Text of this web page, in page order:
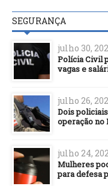
SEGURANÇA
julho 30,
Polícia Civil
vagas e
julho 26,
Dois
operação no
julho 24,
Mulheres
para defesa